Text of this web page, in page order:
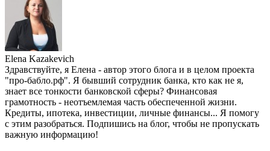
Elena Kazakevich
Здравствуйте, я Елена - автор этого блога и в целом проекта
"про-бабло.рф". Я бывший сотрудник банка, кто как не я,
знает все тонкости банковской сферы? Финансовая
грамотность - неотъемлемая часть обеспеченной жизни.
Кредиты, ипотека, инвестиции, личные финансы... Я помогу
с этим разобраться. Подпишись на блог, чтобы не пропускать
важную информацию!